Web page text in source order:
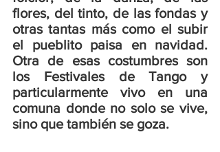
flores, del tinto, de las fondas y
otras tantas más como el subir
el pueblito paisa en navidad.
Otra de esas costumbres son
los Festivales de Tango y
particularmente vivo en una
comuna donde no solo se vive,
sino que también se goza.